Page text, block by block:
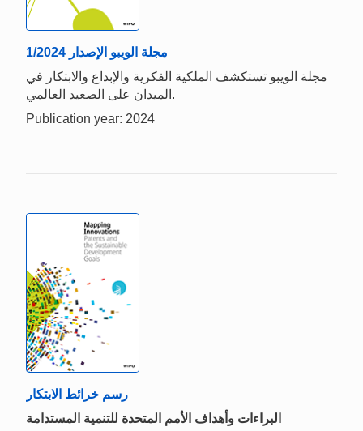
1/2024 مجلة الويبو الإصدار
مجلة الويبو تستكشف الملكية الفكرية والإبداع والابتكار في
الميدان على الصعيد العالمي.
Publication year: 2024
رسم خرائط الابتكار
البراءات وأهداف الأمم المتحدة للتنمية المستدامة